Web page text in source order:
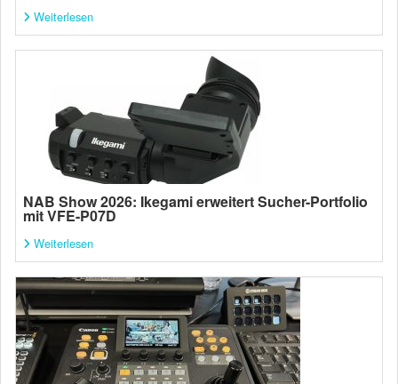
Weiterlesen
NAB Show 2026: Ikegami erweitert Sucher-Portfolio
mit VFE-P07D
Weiterlesen